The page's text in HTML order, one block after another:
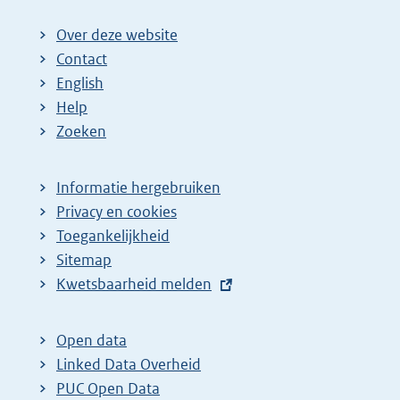
Over deze website
Contact
English
Help
Zoeken
Informatie hergebruiken
Privacy en cookies
Toegankelijkheid
Sitemap
E
t
e
r
Kwetsbaarheid melden
Open data
Linked Data Overheid
PUC Open Data